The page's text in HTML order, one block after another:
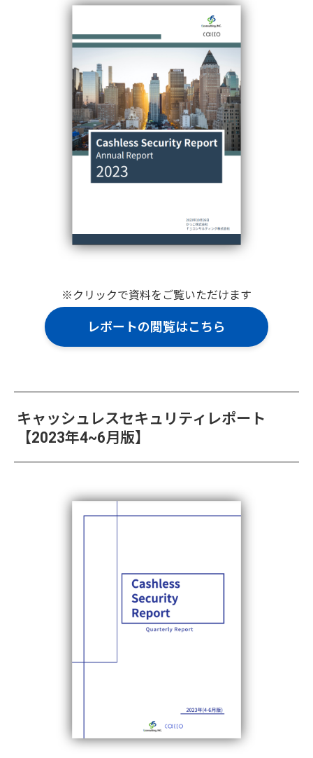
※クリックで資料をご覧いただけます
レポートの閲覧はこちら
キャッシュレスセキュリティレポート
【2023年4~6月版】